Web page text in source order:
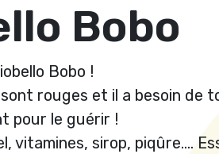
Bobo
Bobo !
rouges et il a besoin de
pour le guérir !
vitamines, sirop, piqûre….